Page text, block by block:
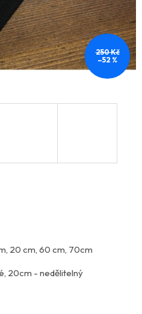
250 Kč
–52 %
20 cm, 60 cm, 70cm
20cm - nedělitelný